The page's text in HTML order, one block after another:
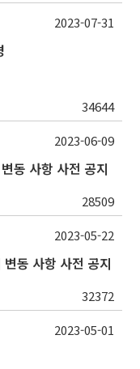
34644
2023-07-31
동 사항 사전 공지
28509
2023-06-09
동 사항 사전 공지
32372
2023-05-22
2023-05-01